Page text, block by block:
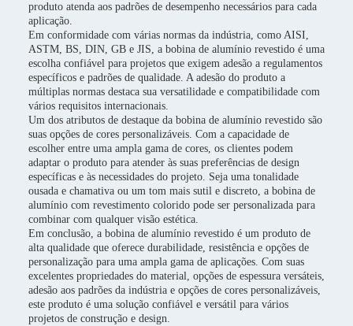
produto atenda aos padrões de desempenho necessários para cada
aplicação.
Em conformidade com várias normas da indústria, como AISI,
ASTM, BS, DIN, GB e JIS, a bobina de alumínio revestido é uma
escolha confiável para projetos que exigem adesão a regulamentos
específicos e padrões de qualidade. A adesão do produto a
múltiplas normas destaca sua versatilidade e compatibilidade com
vários requisitos internacionais.
Um dos atributos de destaque da bobina de alumínio revestido são
suas opções de cores personalizáveis. Com a capacidade de
escolher entre uma ampla gama de cores, os clientes podem
adaptar o produto para atender às suas preferências de design
específicas e às necessidades do projeto. Seja uma tonalidade
ousada e chamativa ou um tom mais sutil e discreto, a bobina de
alumínio com revestimento colorido pode ser personalizada para
combinar com qualquer visão estética.
Em conclusão, a bobina de alumínio revestido é um produto de
alta qualidade que oferece durabilidade, resistência e opções de
personalização para uma ampla gama de aplicações. Com suas
excelentes propriedades do material, opções de espessura versáteis,
adesão aos padrões da indústria e opções de cores personalizáveis,
este produto é uma solução confiável e versátil para vários
projetos de construção e design.